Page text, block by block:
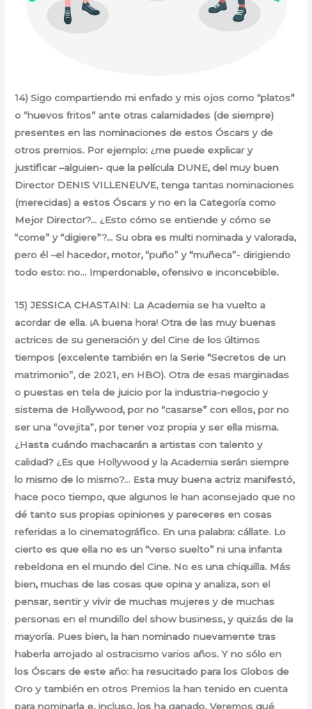
14) Sigo compartiendo mi enfado y mis ojos como “platos”
o “huevos fritos” ante otras calamidades (de siempre)
presentes en las nominaciones de estos Óscars y de
otros premios. Por ejemplo: ¿me puede explicar y
justificar –alguien- que la película DUNE, del muy buen
Director DENIS VILLENEUVE, tenga tantas nominaciones
(merecidas) a estos Óscars y no en la Categoría como
Mejor Director?… ¿Esto cómo se entiende y cómo se
“come” y “digiere”?… Su obra es multi nominada y valorada,
pero él –el hacedor, motor, “puño” y “muñeca”- dirigiendo
todo esto: no… Imperdonable, ofensivo e inconcebible.
15) JESSICA CHASTAIN: La Academia se ha vuelto a
acordar de ella. ¡A buena hora! Otra de las muy buenas
actrices de su generación y del Cine de los últimos
tiempos (excelente también en la Serie “Secretos de un
matrimonio”, de 2021, en HBO). Otra de esas marginadas
o puestas en tela de juicio por la industria-negocio y
sistema de Hollywood, por no “casarse” con ellos, por no
ser una “ovejita”, por tener voz propia y ser ella misma.
¿Hasta cuándo machacarán a artistas con talento y
calidad? ¿Es que Hollywood y la Academia serán siempre
lo mismo de lo mismo?… Esta muy buena actriz manifestó,
hace poco tiempo, que algunos le han aconsejado que no
dé tanto sus propias opiniones y pareceres en cosas
referidas a lo cinematográfico. En una palabra: cállate. Lo
cierto es que ella no es un “verso suelto” ni una infanta
rebeldona en el mundo del Cine. No es una chiquilla. Más
bien, muchas de las cosas que opina y analiza, son el
pensar, sentir y vivir de muchas mujeres y de muchas
personas en el mundillo del show business, y quizás de la
mayoría. Pues bien, la han nominado nuevamente tras
haberla arrojado al ostracismo varios años. Y no sólo en
los Óscars de este año: ha resucitado para los Globos de
Oro y también en otros Premios la han tenido en cuenta
para nominarla e, incluso, los ha ganado. Veremos qué